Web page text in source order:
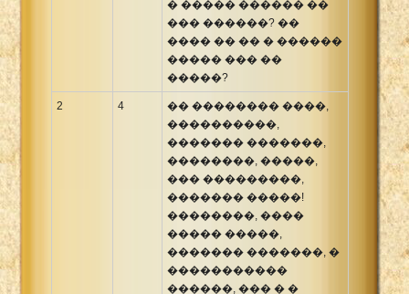
� ����� ������ ��
��� ������? ��
���� �� �� � ������
����� ��� ��
�����?
2 4
�� �������� ����,
����������,
������� �������,
��������, �����,
��� ���������,
������� �����!
��������, ����
����� �����,
������� �������, �
�����������
������, ��� � �